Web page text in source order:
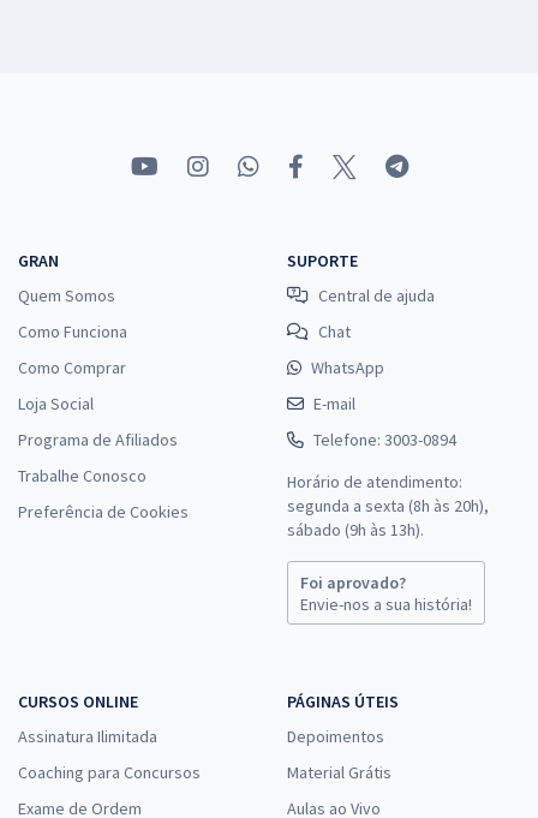
GRAN
Quem Somos
Como Funciona
Como Comprar
Loja Social
Programa de Afiliados
Trabalhe Conosco
Preferência de Cookies
SUPORTE
Central de ajuda
Chat
WhatsApp
E-mail
Telefone: 3003-0894
Horário de atendimento:
segunda a sexta (8h às 20h),
sábado (9h às 13h).
Foi aprovado?
Envie-nos a sua história!
CURSOS ONLINE
Assinatura Ilimitada
Coaching para Concursos
Exame de Ordem
PÁGINAS ÚTEIS
Depoimentos
Material Grátis
Aulas ao Vivo